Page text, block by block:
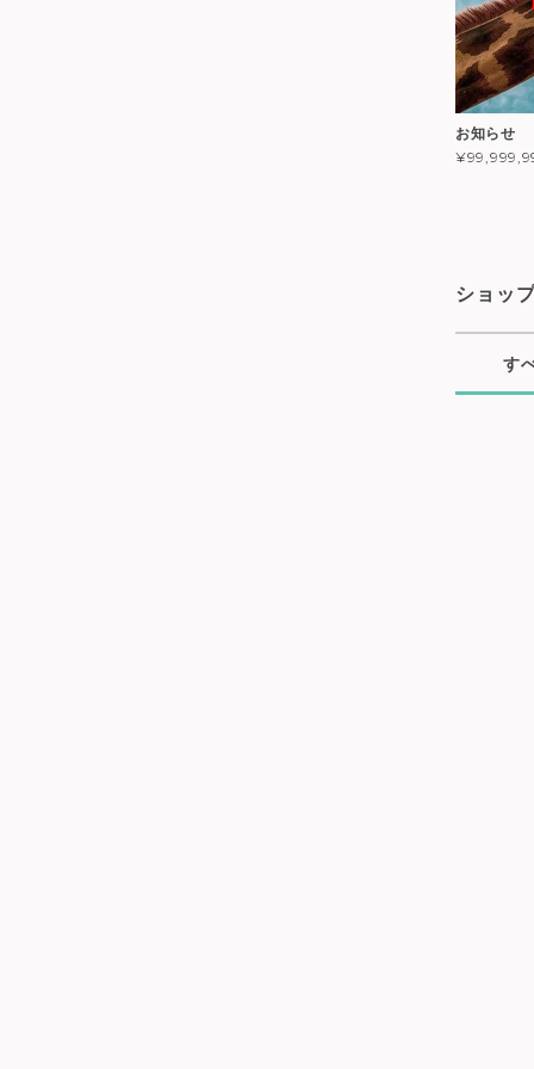
お知らせ
ショッ
す